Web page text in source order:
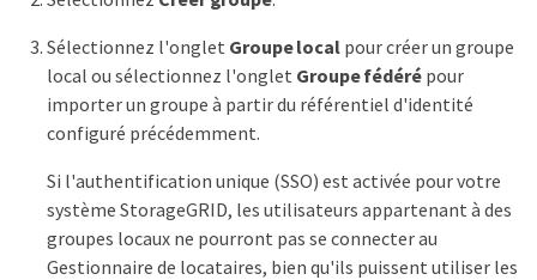
Sélectionnez l'onglet Groupe local pour créer un groupe
local ou sélectionnez l'onglet Groupe fédérépour
importer un groupe à partir du référentiel d'identité
configuré précédemment.
Si l'authentification unique (SSO) est activée pour votre
système StorageGRID, les utilisateurs appartenant à des
groupes locaux ne pourront pas se connecter au
Gestionnaire de locataires, bien qu'ils puissent utiliser les